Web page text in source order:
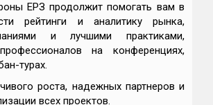
ЕРЗ продолжит помогать вам в
рейтинги и аналитику рынка,
и лучшими практиками,
на конференциях,
турах.
роста, надежных партнеров и
всех проектов.